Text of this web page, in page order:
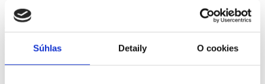
Súhlas Detaily O cookies
Práca Věda a výzkum Martin a okolie - vyberte si z viac ako 0+
MartinPozícia